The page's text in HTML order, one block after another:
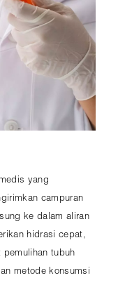
yang
campuran
ke dalam aliran
hidrasi cepat,
pemulihan tubuh
metode konsumsi